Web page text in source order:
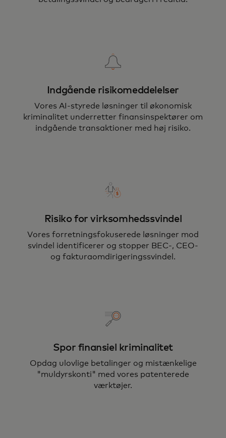
Indgående risikomeddelelser
Vores AI-styrede løsninger til økonomisk
kriminalitet underretter finansinspektører om
indgående transaktioner med høj risiko.
Risiko for virksomhedssvindel
Vores forretningsfokuserede løsninger mod
svindel identificerer og stopper BEC-, CEO-
og fakturaomdirigeringssvindel.
Spor finansiel kriminalitet
Opdag ulovlige betalinger og mistænkelige
"muldyrskonti" med vores patenterede
værktøjer.